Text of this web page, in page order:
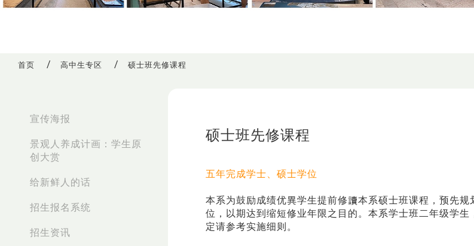
首页 高中生专区 硕士班先修课程
宣传海报
景观人养成计画：学生原
创大赏
给新鲜人的话
招生报名系统
招生资讯
硕士班先修课程
五年完成学士、硕士学位
本系为鼓励成绩优異学生提前修讀本系硕士班课程，预先
位，以期达到缩短修业年限之目的。本系学士班二年级学
定请参考实施细则。